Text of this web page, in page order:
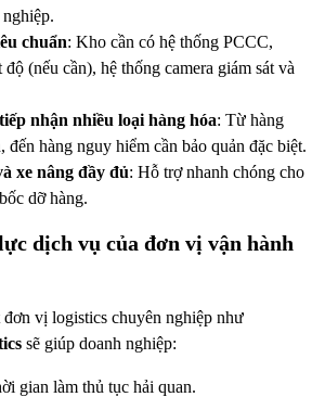
chuẩn: Kho cần có hệ thống PCCC,
(nếu cần), hệ thống camera giám sát và
nhận nhiều loại hàng hóa: Từ hàng
đến hàng nguy hiểm cần bảo quản đặc biệt.
xe nâng đầy đủ: Hỗ trợ nhanh chóng cho
dỡ hàng.
dịch vụ của đơn vị vận hành
vị logistics chuyên nghiệp như
sẽ giúp doanh nghiệp:
gian làm thủ tục hải quan.